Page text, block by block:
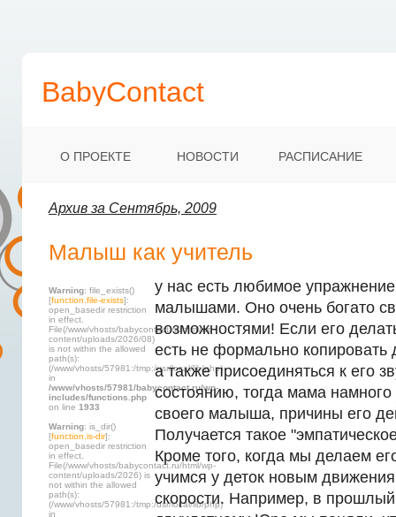
BabyContact
О ПРОЕКТЕ НОВОСТИ РАСПИСАНИЕ
Архив за Сентябрь, 2009
Малыш как учитель
Warning: file_exists()
[function.file-exists]:
open_basedir restriction
in effect.
File(/www/vhosts/babycontact.ru/html/wp-
content/uploads/2026/08)
is not within the allowed
path(s):
(/www/vhosts/57981:/tmp:/usr/local/lib/php)
in
/www/vhosts/57981/babycontact.ru/wp-
includes/functions.php
on line 1933
Warning: is_dir()
[function.is-dir]:
open_basedir restriction
in effect.
File(/www/vhosts/babycontact.ru/html/wp-
content/uploads/2026) is
not within the allowed
path(s):
(/www/vhosts/57981:/tmp:/usr/local/lib/php)
in
у нас есть любимое
малышами. Оно очень богато
возможностями! Если его
есть не формально
а также присоединяться к его
состоянию, тогда мама
своего малыша, причины его
Получается такое
Кроме того, когда мы делаем
учимся у деток новым
скорости. Например, в